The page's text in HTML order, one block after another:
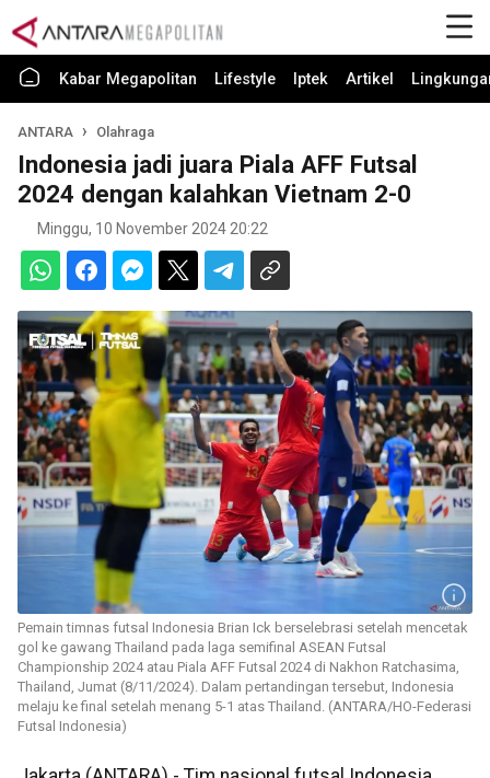
Kabar Megapolitan Lifestyle Iptek Artikel
ANTARA Olahraga
Indonesia jadi juara Piala AFF Futsal
2024 dengan kalahkan Vietnam 2-0
Minggu, 10 November 2024 20:22
Pemain timnas futsal Indonesia Brian Ick berselebrasi setelah mencetak
gol ke gawang Thailand pada laga semifinal ASEAN Futsal
Championship 2024 atau Piala AFF Futsal 2024 di Nakhon Ratchasima,
Thailand, Jumat (8/11/2024). Dalam pertandingan tersebut, Indonesia
melaju ke final setelah menang 5-1 atas Thailand. (ANTARA/HO-Federasi
Futsal Indonesia)